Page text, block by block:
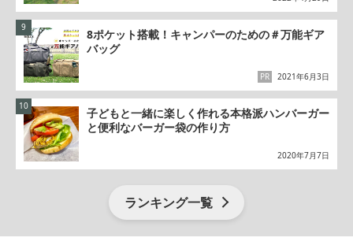
8ポケット搭載！キャンパーのための＃万能ギア
バッグ
2021年6月3日
PR
子どもと一緒に楽しく作れる本格派ハンバーガー
と便利なバーガー袋の作り方
2020年7月7日
ランキング一覧